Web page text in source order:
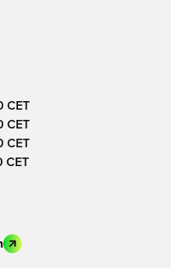
CET
CET
CET
CET